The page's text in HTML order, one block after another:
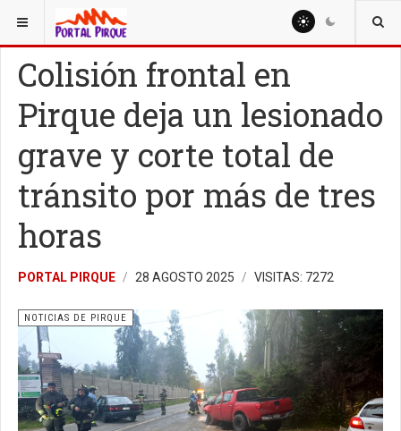
ESTÁ AQUÍ: NOTICIAS
Colisión frontal en
Pirque deja un lesionado
grave y corte total de
tránsito por más de tres
horas
PORTAL PIRQUE 28 AGOSTO 2025 VISITAS: 7272
NOTICIAS DE PIRQUE